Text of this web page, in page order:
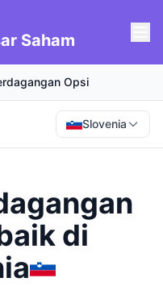
Saham
Opsi
Slovenia
di